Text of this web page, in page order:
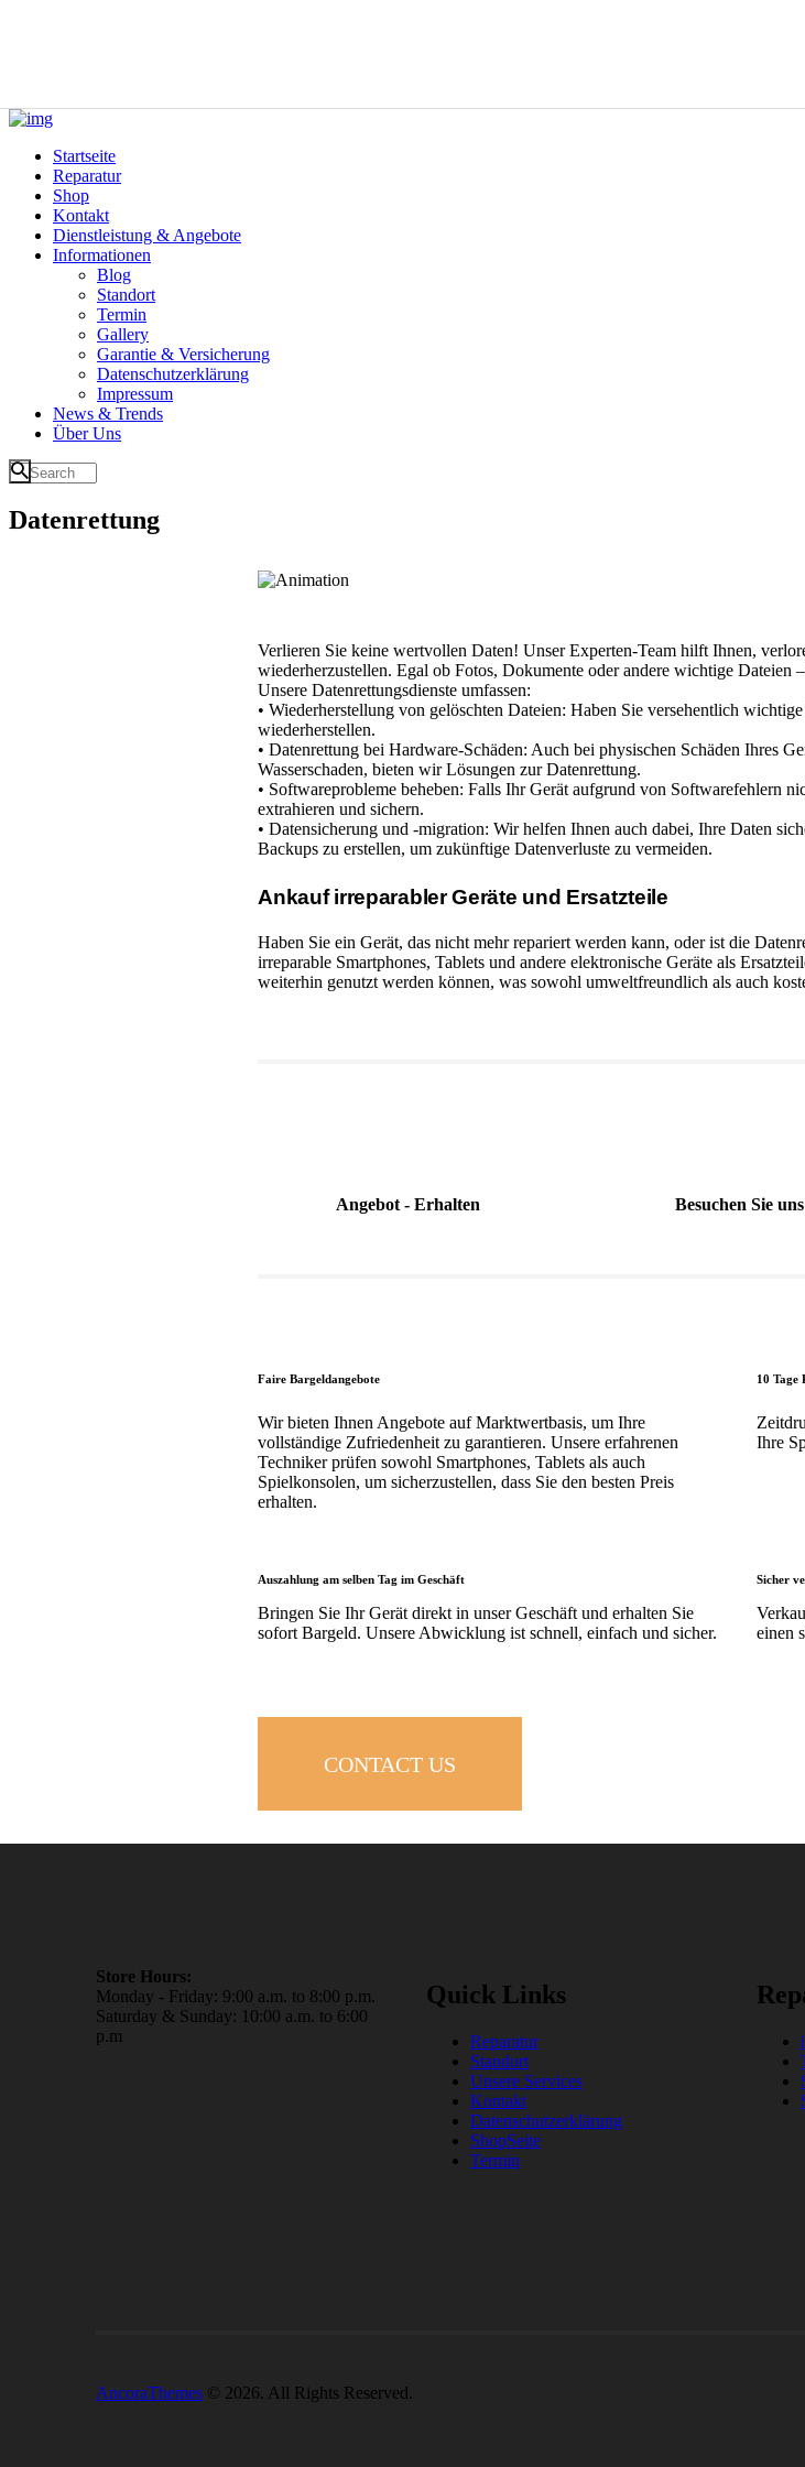
Startseite
Reparatur
Shop
Kontakt
Dienstleistung & Angebote
Informationen
Blog
Standort
Termin
Gallery
Garantie & Versicherung
Datenschutzerklärung
Impressum
News & Trends
Über Uns
Datenrettung
Verlieren Sie keine wertvollen Daten! Unser Experten-Team hilft Ihnen,
wiederherzustellen. Egal ob Fotos, Dokumente oder andere wichtige Dateien
Unsere Datenrettungsdienste umfassen:
• Wiederherstellung von gelöschten Dateien: Haben Sie versehentlich
wiederherstellen.
• Datenrettung bei Hardware-Schäden: Auch bei physischen Schäden Ihres
Wasserschaden, bieten wir Lösungen zur Datenrettung.
• Softwareprobleme beheben: Falls Ihr Gerät aufgrund von Softwarefehlern
extrahieren und sichern.
• Datensicherung und -migration: Wir helfen Ihnen auch dabei, Ihre Daten
Backups zu erstellen, um zukünftige Datenverluste zu vermeiden.
Ankauf irreparabler Geräte und Ersatzteile
Haben Sie ein Gerät, das nicht mehr repariert werden kann, oder ist die
irreparable Smartphones, Tablets und andere elektronische Geräte als
weiterhin genutzt werden können, was sowohl umweltfreundlich als auch
Angebot - Erhalten Besuchen Sie uns
Faire Bargeldangebote
Wir bieten Ihnen Angebote auf Marktwertbasis, um Ihre
vollständige Zufriedenheit zu garantieren. Unsere erfahrenen
Techniker prüfen sowohl Smartphones, Tablets als auch
Spielkonsolen, um sicherzustellen, dass Sie den besten Preis
erhalten.
10 Tage
Ihre
Auszahlung am selben Tag im Geschäft
Bringen Sie Ihr Gerät direkt in unser Geschäft und erhalten Sie
sofort Bargeld. Unsere Abwicklung ist schnell, einfach und sicher.
Sicher
einen
CONTACT US
Store Hours:
Monday - Friday: 9:00 a.m. to 8:00 p.m.
Saturday & Sunday: 10:00 a.m. to 6:00
p.m
Quick Links
Reparatur
Standort
Unsere Services
Kontakt
Datenschutzerklärung
ShopSeite
Termin
AncoraThemes © 2026. All Rights Reserved.